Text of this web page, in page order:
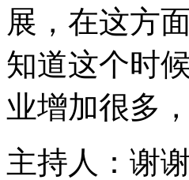
展，在这方
知道这个时
业增加很多
主持人：谢